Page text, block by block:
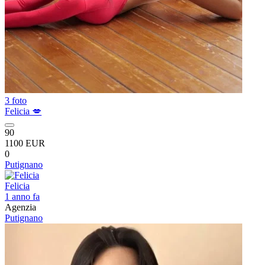
3 foto
Felicia 💋
90
1100 EUR
0
Putignano
Felicia
1 anno fa
Agenzia
Putignano